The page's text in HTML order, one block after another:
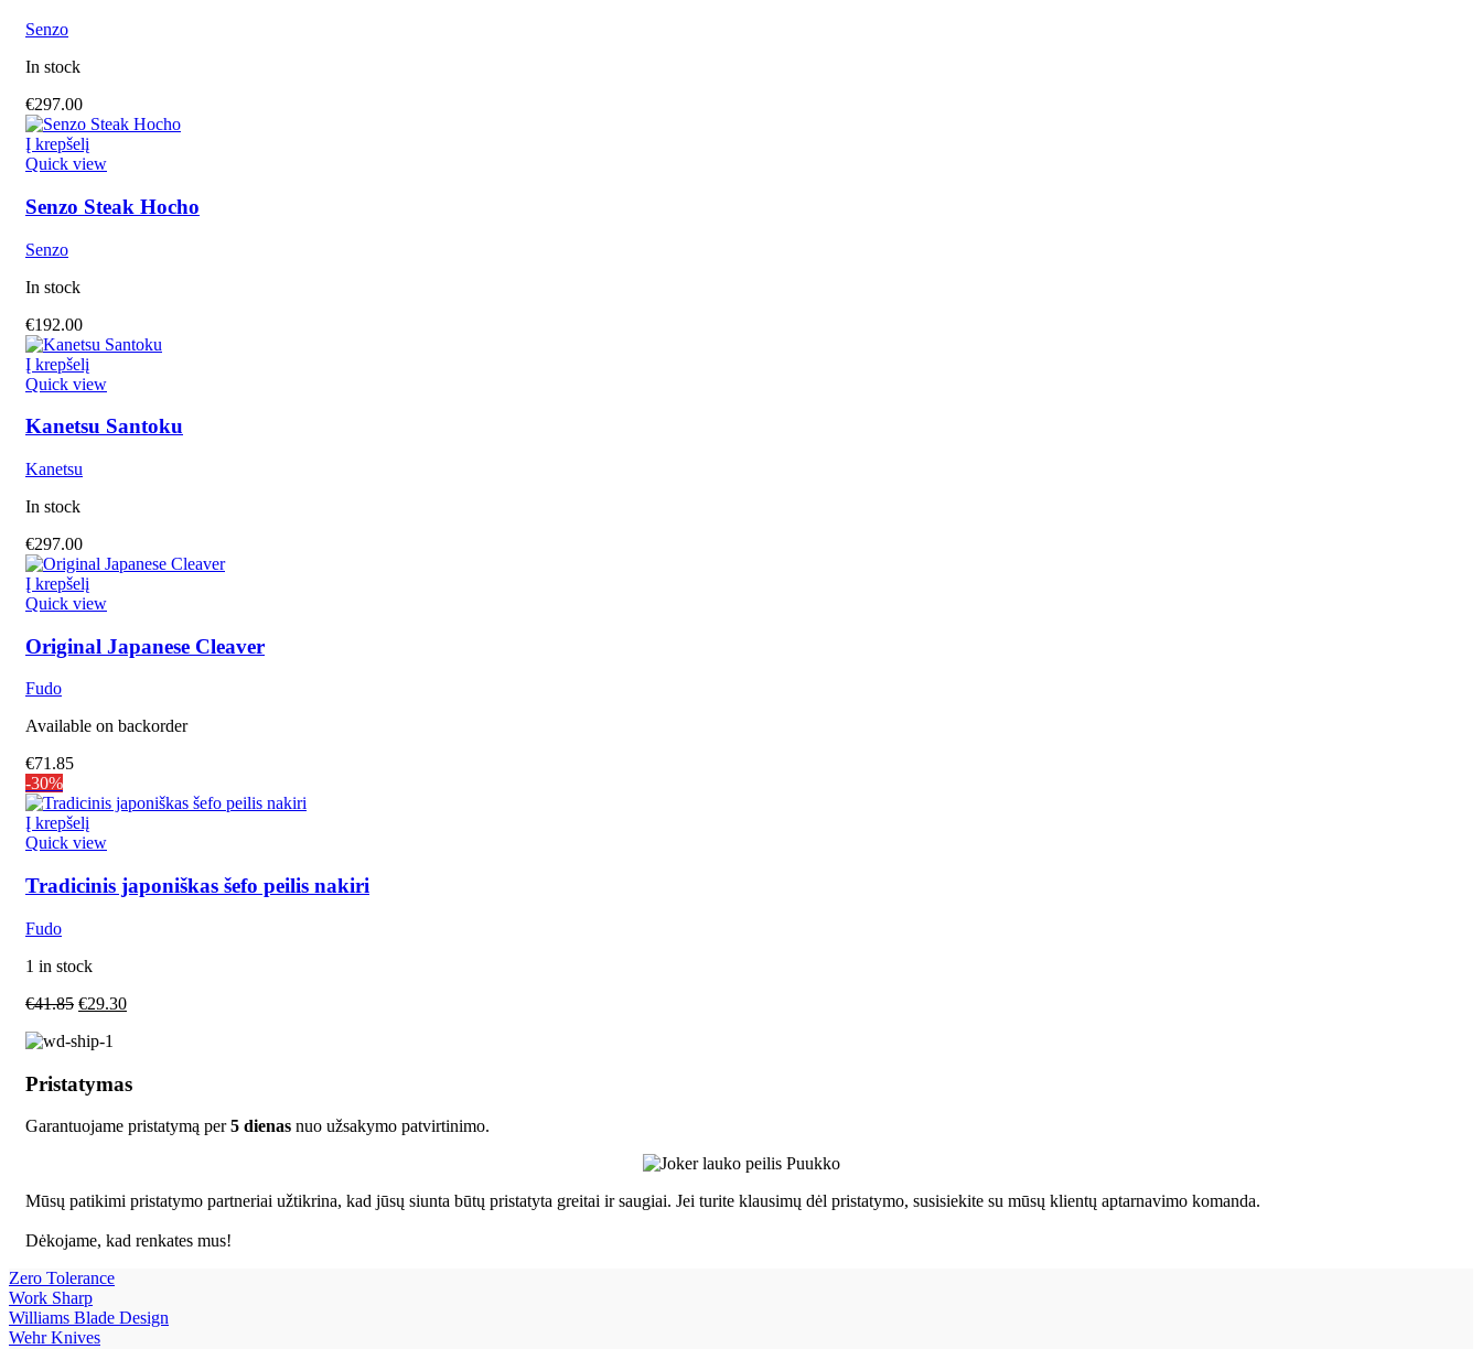
Senzo
In stock
€297.00
Į krepšelį
Quick view
Senzo Steak Hocho
Senzo
In stock
€192.00
Į krepšelį
Quick view
Kanetsu Santoku
Kanetsu
In stock
€297.00
Į krepšelį
Quick view
Original Japanese Cleaver
Fudo
Available on backorder
€71.85
-30%
Į krepšelį
Quick view
Tradicinis japoniškas šefo peilis nakiri
Fudo
1 in stock
€41.85 €29.30
Pristatymas
Garantuojame pristatymą per5 dienas nuo užsakymo patvirtinimo.
Mūsų patikimi pristatymo partneriai užtikrina, kad jūsų siunta būtų pristatyta greitai ir saugiai. Jei turite klausimų dėl pristatymo, susisiekite su mūsų klientų aptarnavimo komanda.
Dėkojame, kad renkates mus!
Zero Tolerance
Work Sharp
Williams Blade Design
Wehr Knives